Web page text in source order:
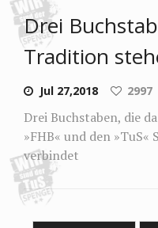
Drei
Tradition
Jul 27,2018 2997
Drei Buchstaben, die
»FHB« und den
verbindet